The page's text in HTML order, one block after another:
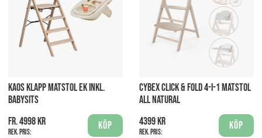
KAOS KLAPP MATSTOL EK INKL.
BABYSITS
fr. 4998 kr
Rek. pris:
Köp
CYBEX CLICK & FOLD 4-I-1 MATSTOL
ALL NATURAL
4399 kr
Rek. pris:
Köp